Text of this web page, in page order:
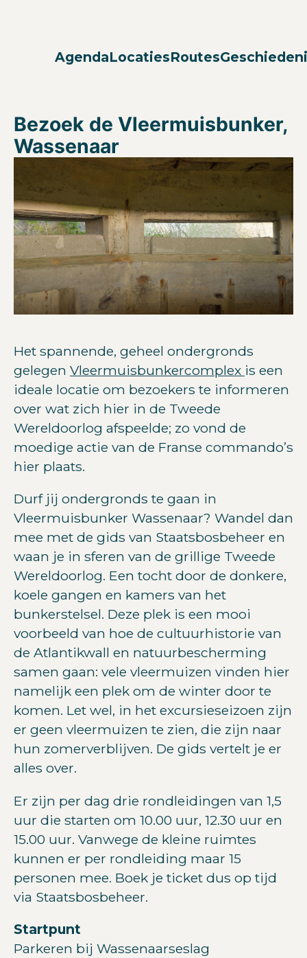
AgendaLocatiesRoutes
Bezoek de Vleermuisbunker,
Wassenaar
Het spannende, geheel ondergronds
gelegen Vleermuisbunkercomplex is een
ideale locatie om bezoekers te informeren
over wat zich hier in de Tweede
Wereldoorlog afspeelde; zo vond de
moedige actie van de Franse commando’s
hier plaats.
Durf jij ondergronds te gaan in
Vleermuisbunker Wassenaar? Wandel dan
mee met de gids van Staatsbosbeheer en
waan je in sferen van de grillige Tweede
Wereldoorlog. Een tocht door de donkere,
koele gangen en kamers van het
bunkerstelsel. Deze plek is een mooi
voorbeeld van hoe de cultuurhistorie van
de Atlantikwall en natuurbescherming
samen gaan: vele vleermuizen vinden hier
namelijk een plek om de winter door te
komen. Let wel, in het excursieseizoen zijn
er geen vleermuizen te zien, die zijn naar
hun zomerverblijven. De gids vertelt je er
alles over.
Er zijn per dag drie rondleidingen van 1,5
uur die starten om 10.00 uur, 12.30 uur en
15.00 uur. Vanwege de kleine ruimtes
kunnen er per rondleiding maar 15
personen mee. Boek je ticket dus op tijd
via Staatsbosbeheer.
Startpunt
Parkeren bij Wassenaarseslag